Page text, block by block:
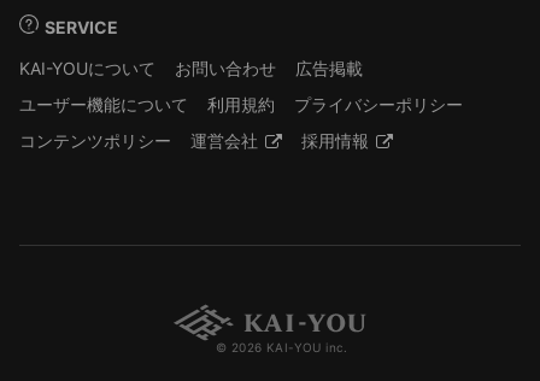
SERVICE
KAI-YOUについて
お問い合わせ
広告掲載
ユーザー機能について
利用規約
プライバシーポリシー
コンテンツポリシー
運営会社 採用情報
© 2026 KAI-YOU inc.